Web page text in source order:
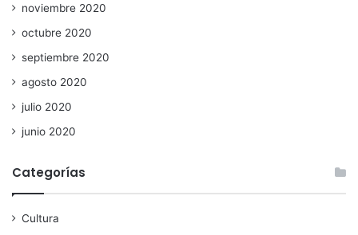
noviembre 2020
octubre 2020
septiembre 2020
agosto 2020
julio 2020
junio 2020
Categorías
Cultura